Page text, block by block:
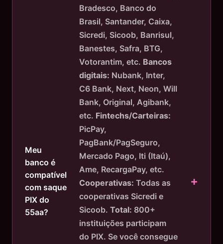
Meu
banco é
compatível
com saque
PIX do
55aa?
Bradesco, Banco do
Brasil, Santander, Caixa,
Sicredi, Sicoob, Banrisul,
Banestes, Safra, BTG,
Votorantim, etc. Bancos
digitais: Nubank, Inter,
C6 Bank, Next, Neon, Will
Bank, Original, Agibank,
etc. Fintechs/Carteiras:
PicPay,
PagBank/PagSeguro,
Mercado Pago, Iti (Itaú),
Ame, RecargaPay, etc.
Cooperativas: Todas as
cooperativas Sicredi e
Sicoob. Total: 800+
instituições participam
do PIX. Se você consegue